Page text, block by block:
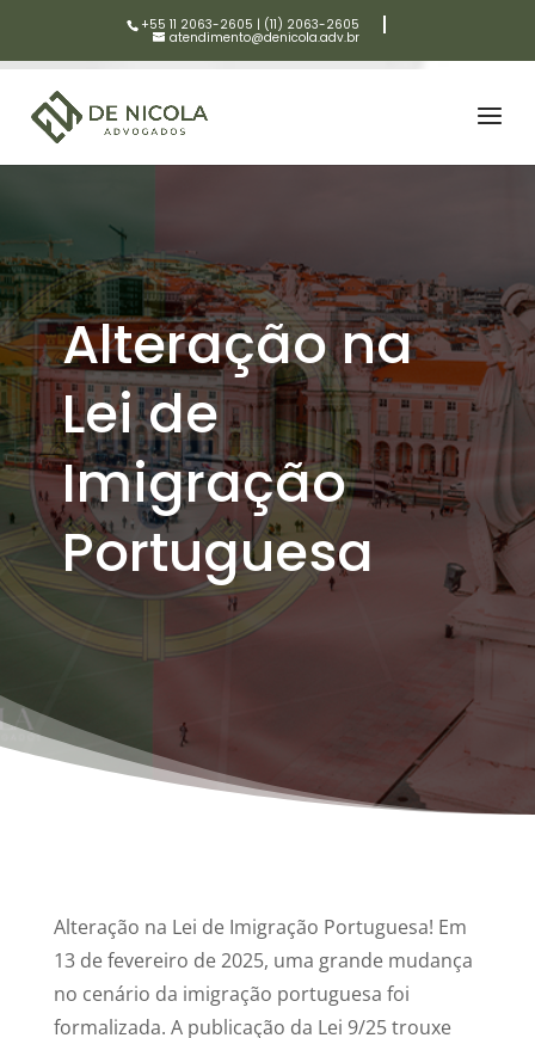
+55 11 2063-2605 | (11) 2063-2605
atendimento@denicola.adv.br
Alteração na
Lei de
Imigração
Portuguesa
Alteração na Lei de Imigração Portuguesa! Em
13 de fevereiro de 2025, uma grande mudança
no cenário da imigração portuguesa foi
formalizada. A publicação da Lei 9/25 trouxe